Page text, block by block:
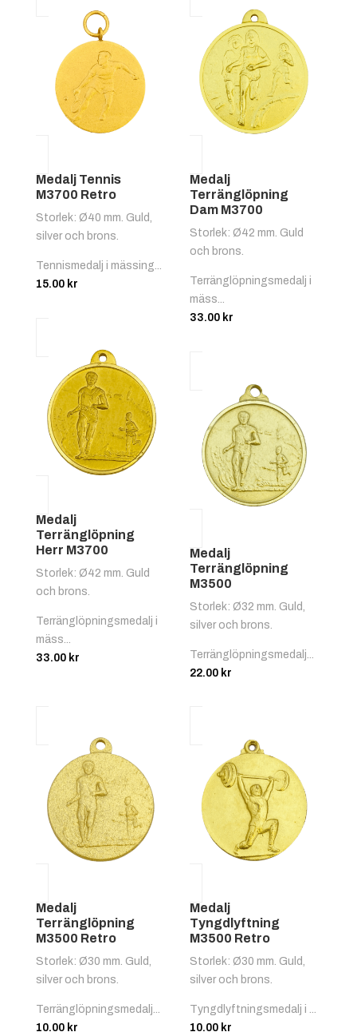
Medalj Tennis
M3700 Retro
Storlek: Ø40 mm. Guld,
silver och brons.
Tennismedalj i mässing...
15.00 kr
Medalj
Terränglöpning
Dam M3700
Storlek: Ø42 mm. Guld
och brons.
Terränglöpningsmedalj i
mäss...
33.00 kr
Medalj
Terränglöpning
Herr M3700
Storlek: Ø42 mm. Guld
och brons.
Terränglöpningsmedalj i
mäss...
33.00 kr
Medalj
Terränglöpning
M3500
Storlek: Ø32 mm. Guld,
silver och brons.
Terränglöpningsmedalj...
22.00 kr
Medalj
Terränglöpning
M3500 Retro
Storlek: Ø30 mm. Guld,
silver och brons.
Terränglöpningsmedalj...
10.00 kr
Medalj
Tyngdlyftning
M3500 Retro
Storlek: Ø30 mm. Guld,
silver och brons.
Tyngdlyftningsmedalj i ...
10.00 kr